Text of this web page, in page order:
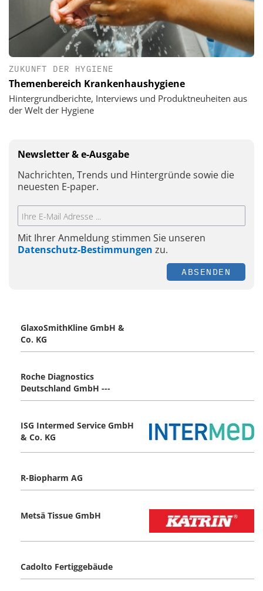
ZUKUNFT DER HYGIENE
Themenbereich Krankenhaushygiene
Hintergrundberichte, Interviews und Produktneuheiten aus
der Welt der Hygiene
Newsletter & e-Ausgabe
Nachrichten, Trends und Hintergründe sowie die
neuesten E-paper.
Mit Ihrer Anmeldung stimmen Sie unseren
Datenschutz-Bestimmungen zu.
ABSENDEN
GlaxoSmithKline GmbH &
Co. KG
Roche Diagnostics
Deutschland GmbH ---
ISG Intermed Service GmbH
& Co. KG
R-Biopharm AG
Metsä Tissue GmbH
Cadolto Fertiggebäude